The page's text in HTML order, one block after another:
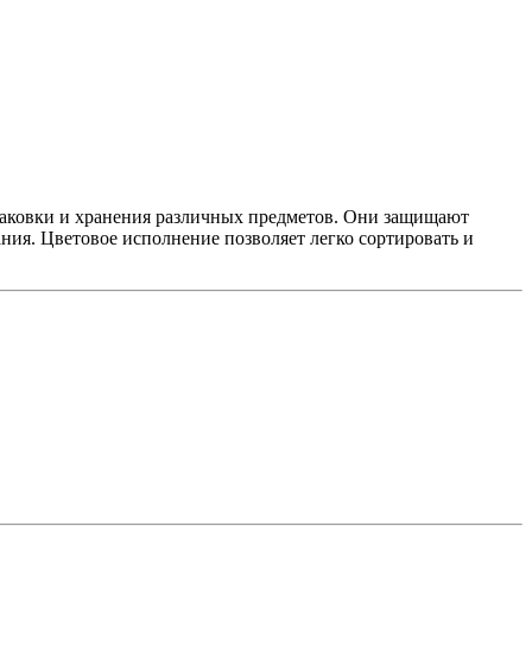
и хранения различных предметов. Они защищают
Цветовое исполнение позволяет легко сортировать и